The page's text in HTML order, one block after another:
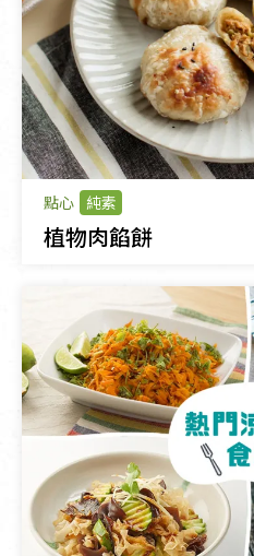
點心 純素
植物肉餡餅